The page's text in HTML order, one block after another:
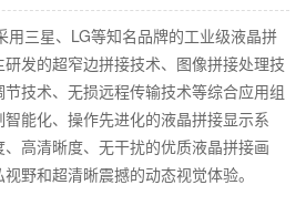
用三星、LG等知名品牌的工业级液晶拼
发的超窄边拼接技术、图像拼接处理技
技术、无损远程传输技术等综合应用组
能化、操作先进化的液晶拼接显示系
高清晰度、无干扰的优质液晶拼接画
野和超清晰震撼的动态视觉体验。